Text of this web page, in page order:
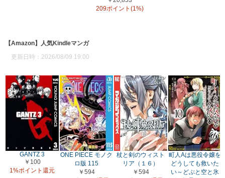
209ポイント(1%)
【Amazon】人気Kindleマンガ
更新日時：2026/08/09 19:00
GANTZ 3
￥100
1%ポイント還元
ONE PIECE モノク
ロ版 115
￥594
杖と剣のウィスト
リア（１６）
￥594
町人Aは悪役令嬢を
どうしても救いた
い～どぶと空と氷